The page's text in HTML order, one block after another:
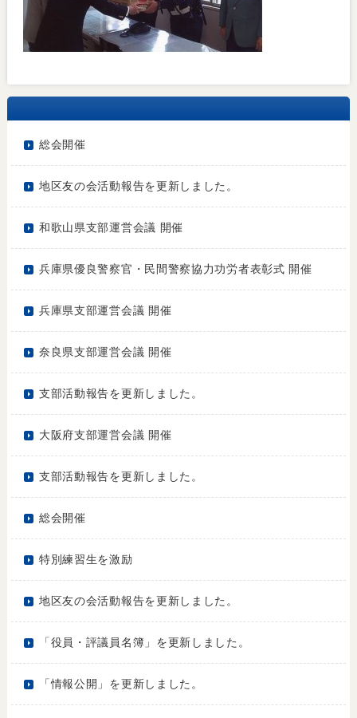
総会開催
地区友の会活動報告を更新しました。
和歌山県支部運営会議 開催
兵庫県優良警察官・民間警察協力功労者表彰式 開催
兵庫県支部運営会議 開催
奈良県支部運営会議 開催
支部活動報告を更新しました。
大阪府支部運営会議 開催
支部活動報告を更新しました。
総会開催
特別練習生を激励
地区友の会活動報告を更新しました。
「役員・評議員名簿」を更新しました。
「情報公開」を更新しました。